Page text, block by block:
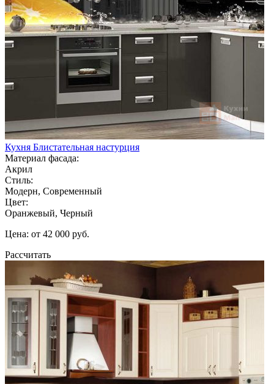
Кухня Блистательная настурция
Материал фасада:
Акрил
Стиль:
Модерн, Современный
Цвет:
Оранжевый, Черный
Цена: от 42 000 руб.
Рассчитать